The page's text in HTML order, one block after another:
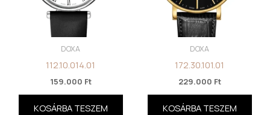
DOXA
112.10.014.01
159.000 Ft
KOSÁRBA TESZEM
DOXA
172.30.101.01
229.000 Ft
KOSÁRBA TESZEM